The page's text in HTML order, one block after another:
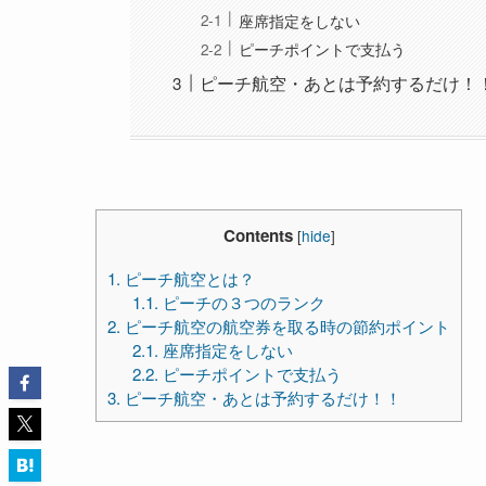
座席指定をしない
ピーチポイントで支払う
ピーチ航空・あとは予約するだけ！
Contents [hide]
1. ピーチ航空とは？
1.1. ピーチの３つのランク
2. ピーチ航空の航空券を取る時の節約ポイント
2.1. 座席指定をしない
2.2. ピーチポイントで支払う
3. ピーチ航空・あとは予約するだけ！！